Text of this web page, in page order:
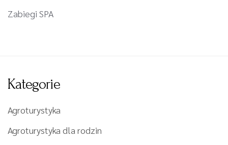
Zabiegi SPA
Kategorie
Agroturystyka
Agroturystyka dla rodzin